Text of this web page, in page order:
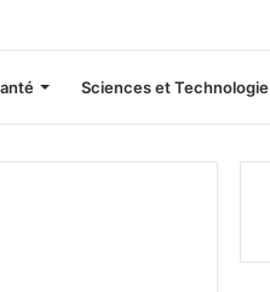
Sciences et Technologie